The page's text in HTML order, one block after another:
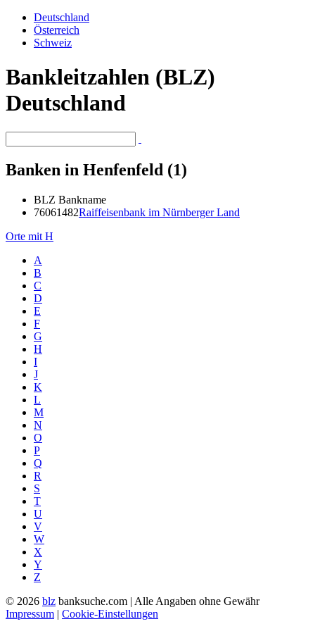
Deutschland
Österreich
Schweiz
Bankleitzahlen (BLZ)
Deutschland
Banken in Henfenfeld (1)
BLZ Bankname
76061482Raiffeisenbank im Nürnberger Land
Orte mit H
A
B
C
D
E
F
G
H
I
J
K
L
M
N
O
P
Q
R
S
T
U
V
W
X
Y
Z
© 2026 blz banksuche.com | Alle Angaben ohne Gewähr
Impressum | Cookie-Einstellungen